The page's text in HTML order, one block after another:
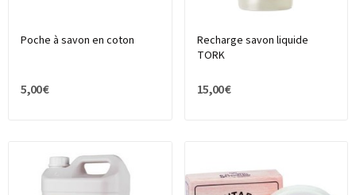
Poche à savon en coton
5,00 €
Recharge savon liquide
TORK
15,00 €